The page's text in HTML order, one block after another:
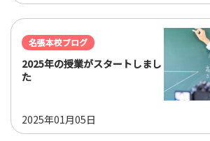
名張本校ブログ
2025年の授業がスタートしまし
た
2025年01月05日